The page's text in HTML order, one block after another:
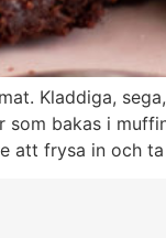
Kladdiga,
bakas i
att frysa in och